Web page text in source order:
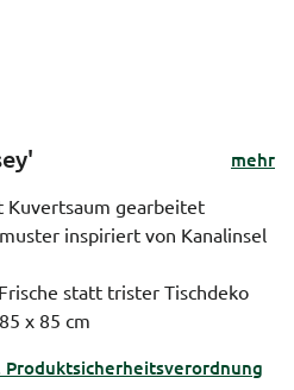
mehr
Kuvertsaum gearbeitet
inspiriert von Kanalinsel
statt trister Tischdeko
x 85 cm